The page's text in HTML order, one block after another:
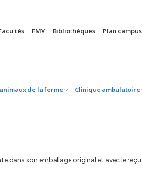
FMV Bibliothèques Plan campus
de la ferme Clinique ambulatoire
dans son emballage original et avec le reçu